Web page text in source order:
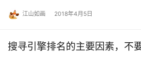
江山如画 2018年4月5日
搜寻引擎排名的主要因素，不